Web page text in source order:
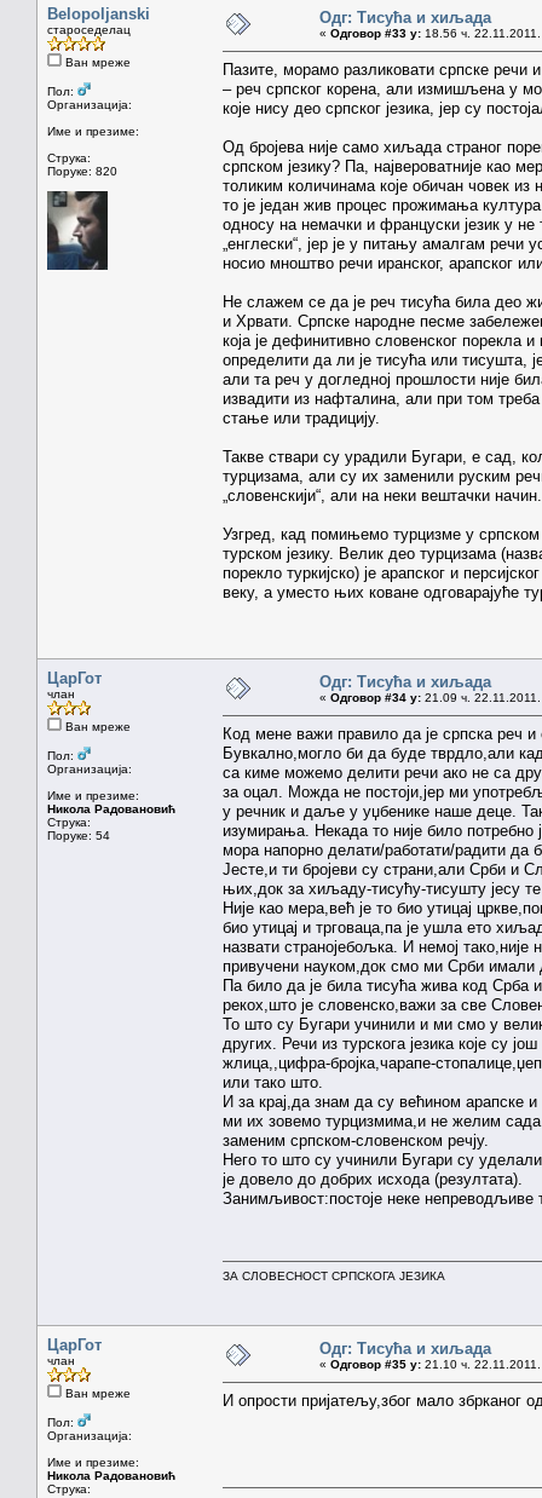
Belopoljanski
староседелац
Ван мреже
Пол:
Организација:
Име и презиме:
Струка:
Поруке: 820
Одг: Тисућа и хиљада
« Одговор #33 у: 18.56 ч.
Пазите, морамо разликовати српске
– реч српског корена, али измишљена у
које нису део српског језика, јер су
Од бројева није само хиљада страног
српском језику? Па, највероватније као
толиким количинама које обичан човек из
то је један жив процес прожимања
односу на немачки и француски језик у
„енглески“, јер је у питању амалгам речи
носио мноштво речи иранског, арапског
Не слажем се да је реч тисућа била део
и Хрвати. Српске народне песме
која је дефинитивно словенског порекла
определити да ли је тисућа или тисушта,
али та реч у догледној прошлости није
извадити из нафталина, али при том треба
стање или традицију.
Такве ствари су урадили Бугари, е сад,
турцизама, али су их заменили руским
„словенскији“, али на неки вештачки начин.
Узгред, кад помињемо турцизме у српском
турском језику. Велик део турцизама
порекло туркијско) је арапског и
веку, а уместо њих коване одговарајуће
ЦарГот
члан
Ван мреже
Пол:
Организација:
Име и презиме:
Никола Радовановић
Струка:
Поруке: 54
Одг: Тисућа и хиљада
« Одговор #34 у: 21.09 ч.
Код мене важи правило да је српска реч
Бувкално,могло би да буде тврдло,али
са киме можемо делити речи ако не са
за оцал. Можда не постоји,јер ми
у речник и даље у уџбенике наше деце.
изумирања. Некада то није било потребно
мора напорно делати/работати/радити да
Јесте,и ти бројеви су страни,али Срби и
њих,док за хиљаду-тисућу-тисушту јесу те
Није као мера,већ је то био утицај
био утицај и трговаца,па је ушла ето
назвати странојебољка. И немој
привучени науком,док смо ми Срби имали
Па било да је била тисућа жива код Срба
рекох,што је словенско,важи за све
То што су Бугари учинили и ми смо у
других. Речи из турскога језика које су
жлица,,цифра-бројка,чарапе-
или тако што.
И за крај,да знам да су већином арапске
ми их зовемо турцизмима,и не желим
заменим српском-словенском речју.
Него то што су учинили Бугари су
је довело до добрих исхода (резултата).
Занимљивост:постоје неке непреводљиве
ЗА СЛОВЕСНОСТ СРПСКОГА ЈЕЗИКА
ЦарГот
члан
Ван мреже
Пол:
Организација:
Име и презиме:
Никола Радовановић
Струка:
Одг: Тисућа и хиљада
« Одговор #35 у: 21.10 ч.
И опрости пријатељу,због мало збрканог